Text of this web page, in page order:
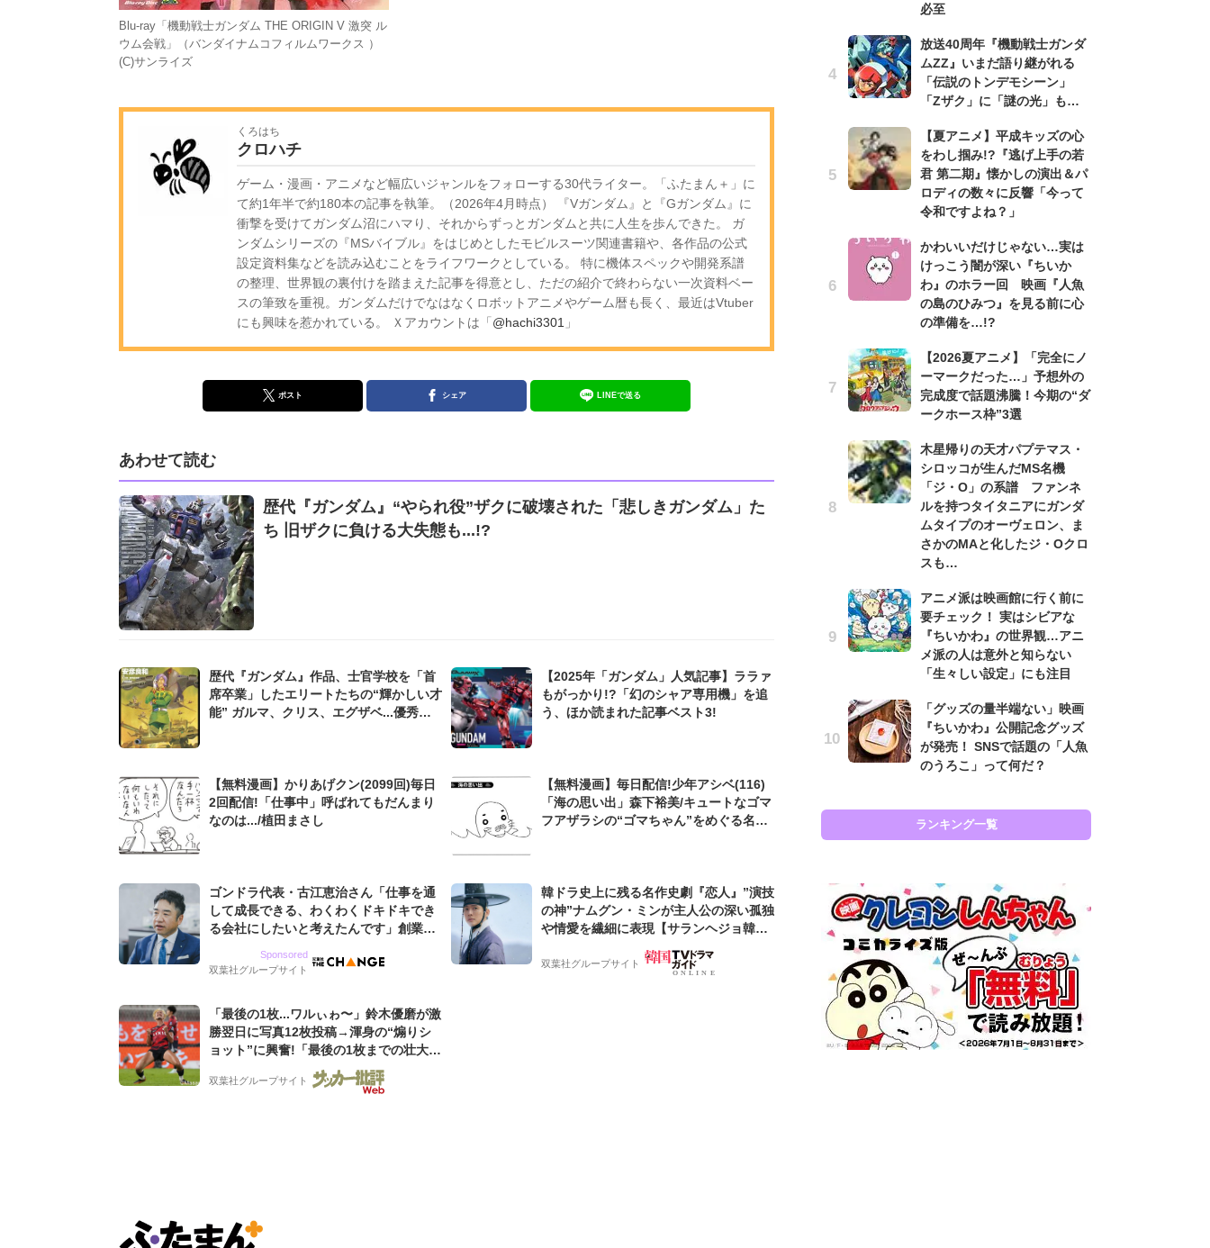
Blu-ray「機動戦士ガンダム THE ORIGIN V 激突 ル
ウム会戦」（バンダイナムコフィルムワークス ）
(C)サンライズ
くろはち
クロハチ
ゲーム・漫画・アニメなど幅広いジャンルをフォローする30代ライター。「ふたまん＋」に
て約1年半で約180本の記事を執筆。（2026年4月時点） 『Vガンダム』と『Gガンダム』に
衝撃を受けてガンダム沼にハマり、それからずっとガンダムと共に人生を歩んできた。 ガ
ンダムシリーズの『MSバイブル』をはじめとしたモビルスーツ関連書籍や、各作品の公式
設定資料集などを読み込むことをライフワークとしている。 特に機体スペックや開発系譜
の整理、世界観の裏付けを踏まえた記事を得意とし、ただの紹介で終わらない一次資料ベー
スの筆致を重視。ガンダムだけでなはなくロボットアニメやゲーム暦も長く、最近はVtuber
にも興味を惹かれている。 Ｘアカウントは「@hachi3301 」
ポスト シェア LINEで送る
あわせて読む
歴代『ガンダム』“やられ役”ザクに破壊された「悲しきガンダム」た
ち 旧ザクに負ける大失態も...!?
歴代『ガンダム』作品、士官学校を「首
席卒業」したエリートたちの“輝かしい才
能” ガルマ、クリス、エグザベ...優秀す
【2025年「ガンダム」人気記事】ララァ
もがっかり!?「幻のシャア専用機」を追
う、ほか読まれた記事ベスト3!
【無料漫画】かりあげクン(2099回)毎日
2回配信!「仕事中」呼ばれてもだんまり
なのは.../植田まさし
【無料漫画】毎日配信!少年アシベ(116)
「海の思い出」森下裕美/キュートなゴマ
フアザラシの“ゴマちゃん”をめぐる名作
ゴンドラ代表・古江恵治さん「仕事を通
して成長できる、わくわくドキドキでき
る会社にしたいと考えたんです」創業来
グ会社のアイデンティティ
Sponsored
双葉社グループサイト
韓ドラ史上に残る名作史劇『恋人』”演技
の神”ナムグン・ミンが主人公の深い孤独
や情愛を繊細に表現【サランヘジョ韓ド
双葉社グループサイト
「最後の1枚...ワルぃゎ〜」鈴木優磨が激
勝翌日に写真12枚投稿→渾身の“煽りシ
ョット”に興奮!「最後の1枚までの壮大な
フリ」「知念くんのことどんだけ好きな
んよw」
双葉社グループサイト
必至
放送40周年『機動戦士ガンダ
ムZZ』いまだ語り継がれる
「伝説のトンデモシーン」
「Zザク」に「謎の光」も…
【夏アニメ】平成キッズの心
をわし掴み!?『逃げ上手の若
君 第二期』懐かしの演出＆パ
ロディの数々に反響「今って
令和ですよね？」
かわいいだけじゃない…実は
けっこう闇が深い『ちいか
わ』のホラー回 映画『人魚
の島のひみつ』を見る前に心
の準備を…!?
【2026夏アニメ】「完全にノ
ーマークだった…」予想外の
完成度で話題沸騰！今期の“ダ
ークホース枠”3選
木星帰りの天才パプテマス・
シロッコが生んだMS名機
「ジ・O」の系譜 ファンネ
ルを持つタイタニアにガンダ
ムタイプのオーヴェロン、ま
さかのMAと化したジ・Oクロ
スも…
アニメ派は映画館に行く前に
要チェック！ 実はシビアな
『ちいかわ』の世界観…アニ
メ派の人は意外と知らない
「生々しい設定」にも注目
「グッズの量半端ない」映画
『ちいかわ』公開記念グッズ
が発売！ SNSで話題の「人魚
のうろこ」って何だ？
ランキング一覧